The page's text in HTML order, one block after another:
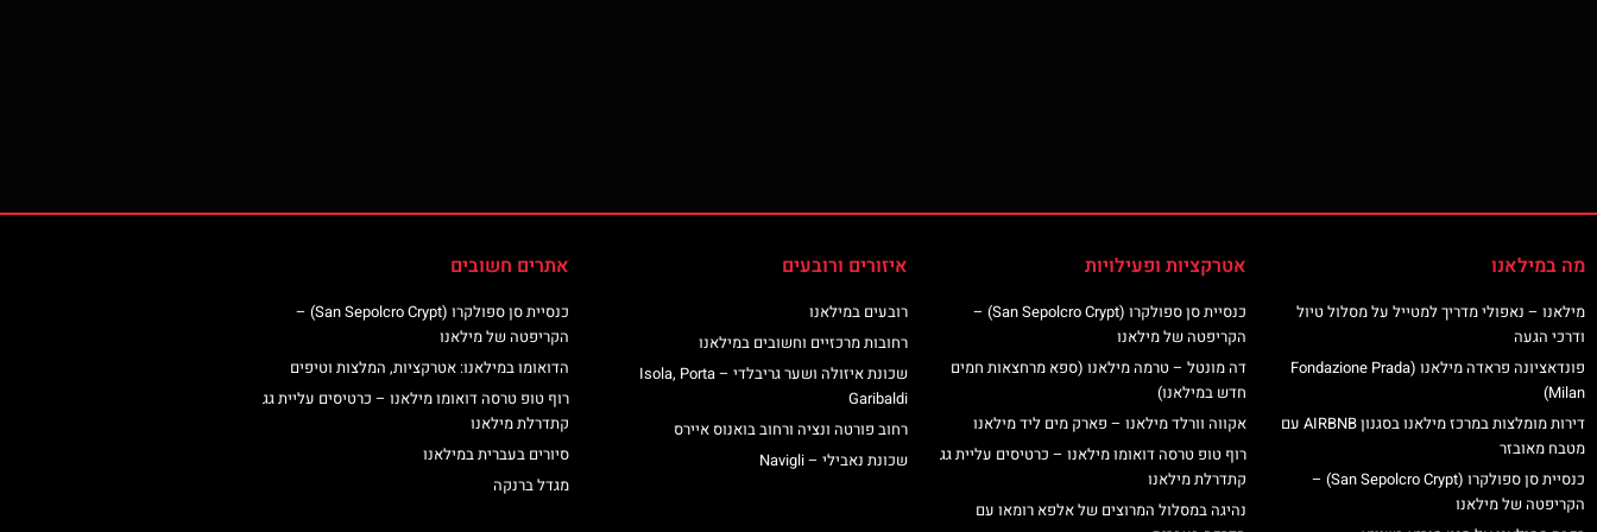
מה במילאנו
מילאנו – נאפולי מדריך למטייל על מסלול טיול
ודרכי הגעה
פונדאציונה פראדה מילאנו (Fondazione Prada
Milan)
דירות מומלצות במרכז מילאנו בסגנון AIRBNB עם
מטבח מאובזר
כנסיית סן ספולקרו (San Sepolcro Crypt) –
הקריפטה של מילאנו
אטרקציות ופעילויות
כנסיית סן ספולקרו (San Sepolcro Crypt) –
הקריפטה של מילאנו
דה מונטל – טרמה מילאנו (ספא מרחצאות חמים
חדש במילאנו)
אקווה וורלד מילאנו – פארק מים ליד מילאנו
רוף טופ טרסה דואומו מילאנו – כרטיסים עליית גג
קתדרלת מילאנו
נהיגה במסלול המרוצים של אלפא רומאו עם
איזורים ורובעים
רובעים במילאנו
רחובות מרכזיים וחשובים במילאנו
שכונת איזולה ושער גריבלדי – Isola, Porta
Garibaldi
רחוב פורטה ונציה ורחוב בואנוס איירס
שכונת נאבילי – Navigli
אתרים חשובים
כנסיית סן ספולקרו (San Sepolcro Crypt) –
הקריפטה של מילאנו
הדואומו במילאנו: אטרקציות, המלצות וטיפים
רוף טופ טרסה דואומו מילאנו – כרטיסים עליית גג
קתדרלת מילאנו
סיורים בעברית במילאנו
מגדל ברנקה